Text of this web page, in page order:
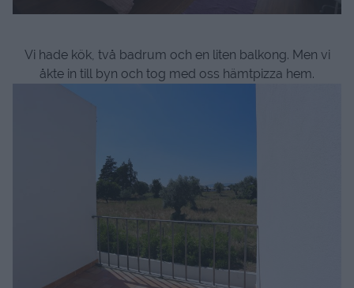
Vi hade kök, två badrum och en liten balkong. Men vi
åkte in till byn och tog med oss hämtpizza hem.